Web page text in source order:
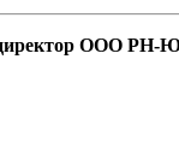
ООО РН-